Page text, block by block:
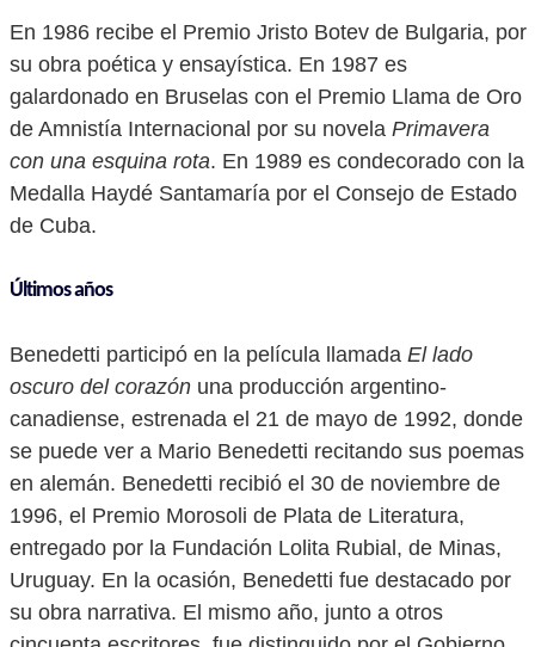
En 1986 recibe el Premio Jristo Botev de Bulgaria, por
su obra poética y ensayística. En 1987 es
galardonado en Bruselas con el Premio Llama de Oro
de Amnistía Internacional por su novela Primavera
con una esquina rota. En 1989 es condecorado con la
Medalla Haydé Santamaría por el Consejo de Estado
de Cuba.
Últimos años
Benedetti participó en la película llamada El lado
oscuro del corazón una producción argentino-
canadiense, estrenada el 21 de mayo de 1992, donde
se puede ver a Mario Benedetti recitando sus poemas
en alemán. Benedetti recibió el 30 de noviembre de
1996, el Premio Morosoli de Plata de Literatura,
entregado por la Fundación Lolita Rubial, de Minas,
Uruguay. En la ocasión, Benedetti fue destacado por
su obra narrativa. El mismo año, junto a otros